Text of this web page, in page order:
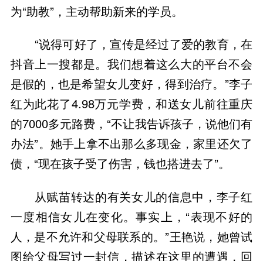
为“助教”，主动帮助新来的学员。
“说得可好了，宣传是经过了爱的教育，在
抖音上一搜都是。我们想着这么大的平台不会
是假的，也是希望女儿变好，得到治疗。”李子
红为此花了4.98万元学费，和送女儿前往重庆
的7000多元路费，“不让我告诉孩子，说他们有
办法”。她手上拿不出那么多现金，家里还欠了
债，“现在孩子受了伤害，钱也搭进去了”。
从赋苗转达的有关女儿的信息中，李子红
一度相信女儿在变化。事实上，“表现不好的
人，是不允许和父母联系的。”王艳说，她曾试
图给父母写过一封信，描述在这里的遭遇，回